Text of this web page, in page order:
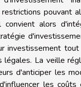
restrictions pouvant
alors
investissement
légales. La veille
d'anticiper les
les